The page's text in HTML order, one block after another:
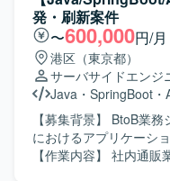
アプリケーション開発
たシステムの機能追加
フレームワークなどを
ございます。
ニアを求めております。 【作業内容】 大手暗号資産取
における金融関連シス
っていただきます。ク
件整理、要件定義を行
術要件への落とし込み
ムを踏まえたアーキテ
ビスや外部システムと
可用性、信頼性の向上
題の発見・整理・解決
発・刷新案件
〜600,000円/月
港区（東京都）
サーバサイドエンジ
Java ・ SpringBoot ・
【募集背景】 BtoB業
におけるアプリケーシ
【作業内容】 社内通